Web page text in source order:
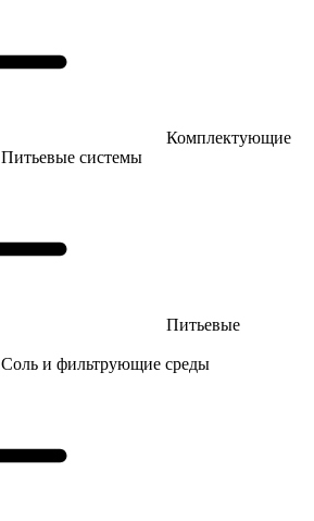
Комплектующие
Питьевые системы
Питьевые
Соль и фильтрующие среды